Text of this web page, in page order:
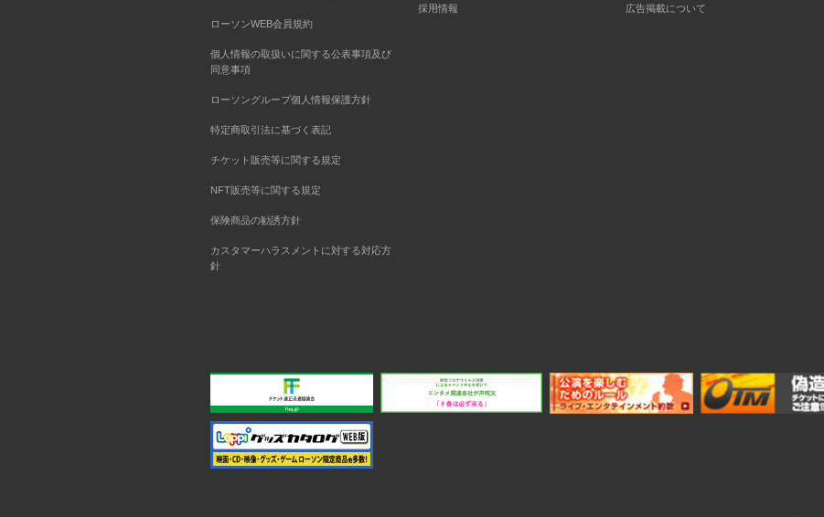
ローソンWEB会員規約
個人情報の取扱いに関する公表事項及び
同意事項
ローソングループ個人情報保護方針
特定商取引法に基づく表記
チケット販売等に関する規定
NFT販売等に関する規定
保険商品の勧誘方針
カスタマーハラスメントに対する対応方
針
採用情報 広告掲載について